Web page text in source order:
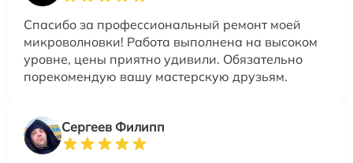
Спасибо за профессиональный ремонт моей
микроволновки! Работа выполнена на высоком
уровне, цены приятно удивили. Обязательно
порекомендую вашу мастерскую друзьям.
Сергеев Филипп